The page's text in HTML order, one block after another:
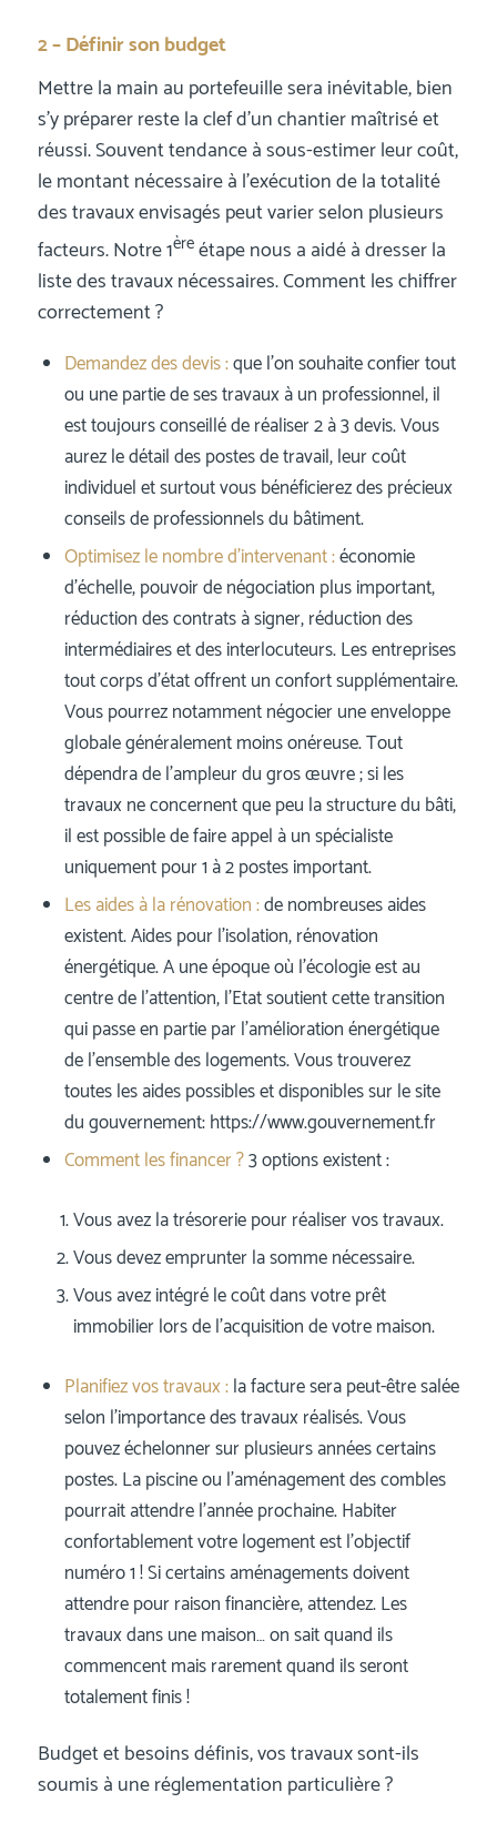
2 – Définir son budget
Mettre la main au portefeuille sera inévitable, bien
s’y préparer reste la clef d’un chantier maîtrisé et
réussi. Souvent tendance à sous-estimer leur coût,
le montant nécessaire à l’exécution de la totalité
des travaux envisagés peut varier selon plusieurs
facteurs. Notre 1èreétape nous a aidé à dresser la
liste des travaux nécessaires. Comment les chiffrer
correctement ?
Demandez des devis :que l’on souhaite confier tout
ou une partie de ses travaux à un professionnel, il
est toujours conseillé de réaliser 2 à 3 devis. Vous
aurez le détail des postes de travail, leur coût
individuel et surtout vous bénéficierez des précieux
conseils de professionnels du bâtiment.
Optimisez le nombre d’intervenant :économie
d’échelle, pouvoir de négociation plus important,
réduction des contrats à signer, réduction des
intermédiaires et des interlocuteurs. Les entreprises
tout corps d’état offrent un confort supplémentaire.
Vous pourrez notamment négocier une enveloppe
globale généralement moins onéreuse. Tout
dépendra de l’ampleur du gros œuvre ; si les
travaux ne concernent que peu la structure du bâti,
il est possible de faire appel à un spécialiste
uniquement pour 1 à 2 postes important.
Les aides à la rénovation :de nombreuses aides
existent. Aides pour l’isolation, rénovation
énergétique. A une époque où l’écologie est au
centre de l’attention, l’Etat soutient cette transition
qui passe en partie par l’amélioration énergétique
de l’ensemble des logements. Vous trouverez
toutes les aides possibles et disponibles sur le site
du gouvernement: https://www.gouvernement.fr
Comment les financer ?3 options existent :
Vous avez la trésorerie pour réaliser vos travaux.
Vous devez emprunter la somme nécessaire.
Vous avez intégré le coût dans votre prêt
immobilier lors de l’acquisition de votre maison.
Planifiez vos travaux :la facture sera peut-être salée
selon l’importance des travaux réalisés. Vous
pouvez échelonner sur plusieurs années certains
postes. La piscine ou l’aménagement des combles
pourrait attendre l’année prochaine. Habiter
confortablement votre logement est l’objectif
numéro 1 ! Si certains aménagements doivent
attendre pour raison financière, attendez. Les
travaux dans une maison… on sait quand ils
commencent mais rarement quand ils seront
totalement finis !
Budget et besoins définis, vos travaux sont-ils
soumis à une réglementation particulière ?